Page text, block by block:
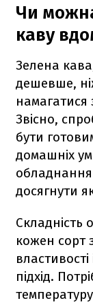
Чи
каву
Зелена
дешевше,
намагатися
Звісно,
бути
домашніх
досягнути
Складність
кожен сорт
підхід.